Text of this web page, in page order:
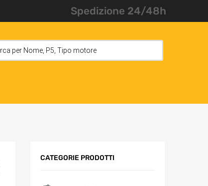
Spedizione 24/48h
CATEGORIE PRODOTTI